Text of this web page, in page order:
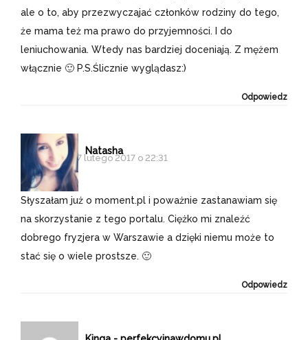
ale o to, aby przezwyczajać członków rodziny do tego,
że mama też ma prawo do przyjemności. I do
leniuchowania. Wtedy nas bardziej doceniają. Z mężem
włącznie 🙂 P.S.Ślicznie wyglądasz:)
Odpowiedz
Natasha
7 lutego 2017 o 22:31
Słyszałam już o moment.pl i poważnie zastanawiam się
na skorzystanie z tego portalu. Ciężko mi znaleźć
dobrego fryzjera w Warszawie a dzięki niemu może to
stać się o wiele prostsze. 🙂
Odpowiedz